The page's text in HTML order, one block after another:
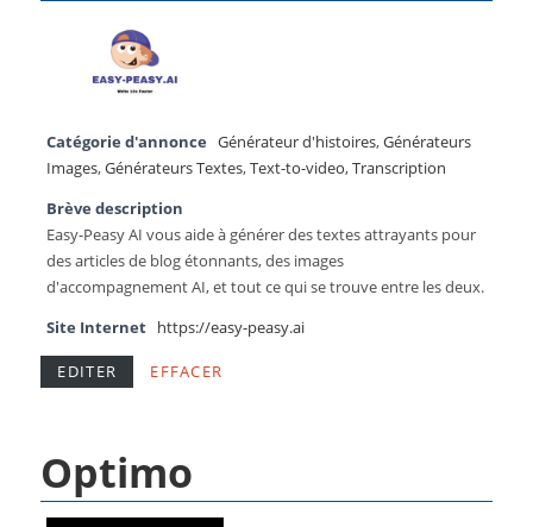
Catégorie d'annonce Générateur d'histoires,Générateurs
Images,Générateurs Textes,Text-to-video,Transcription
Brève description
Easy-Peasy AI vous aide à générer des textes attrayants pour
des articles de blog étonnants, des images
d'accompagnement AI, et tout ce qui se trouve entre les deux.
Site Internet https://easy-peasy.ai
EDITER EFFACER
Optimo